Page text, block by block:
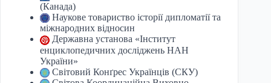
(Канада)
Наукове товариство історії дипломатії та
міжнародних відносин
Державна установа «Інститут
енциклопедичних досліджень НАН
України»
Світовий Конґрес Українців (СКУ)